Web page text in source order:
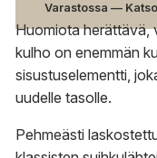
Varastossa —
Huomiota herättävä,
kulho on enemmän
sisustuselementti,
uudelle tasolle.
Pehmeästi